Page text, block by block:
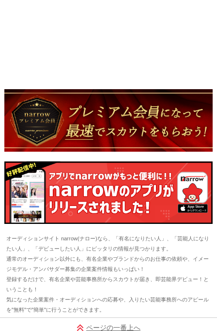
オーディションサイト narrow(ナロー)なら、「有名になりたい人」、「芸能人になり
たい人」、「デビューしたい人」にピッタリの情報が見つかります。
通常のオーディション以外にも、有名企業やブランドからのお仕事の依頼や、イメー
ジモデル・アンバサダー募集の企業案件情報もいっぱい！
登録するだけで、有名企業や芸能事務所からスカウトが届き、即芸能界デビュー！と
いうことも！
気になった企業案件・オーディションへの応募や、入りたい芸能事務所へのアピール
を"無料"で"簡単"に行うことができます。
ページの一番上へ